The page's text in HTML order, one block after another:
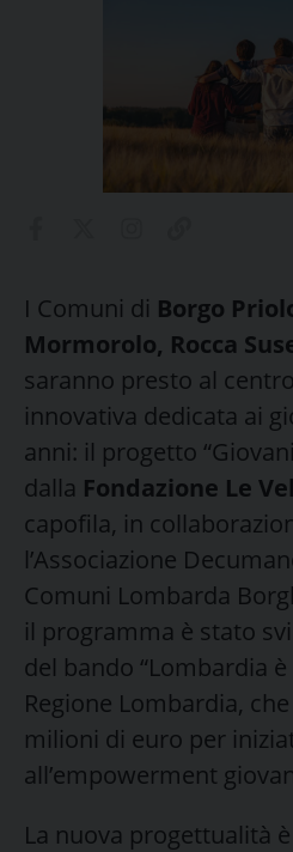
I Comuni di Borgo
Mormorolo, Rocca
saranno presto al
innovativa dedicata ai
anni: il progetto
dalla Fondazione Le
capofila, in
l’Associazione
Comuni Lombarda
il programma è stato
del bando “Lombardia
Regione Lombardia,
milioni di euro per
all’empowerment
La nuova progettualità